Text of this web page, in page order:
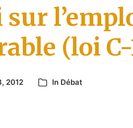
sur
(loi
2012 In Débat